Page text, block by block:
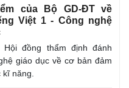
của Bộ GD-ĐT về
Việt 1 - Công nghệ
Hội đồng thẩm định đánh
giáo dục về cơ bản đảm
năng.